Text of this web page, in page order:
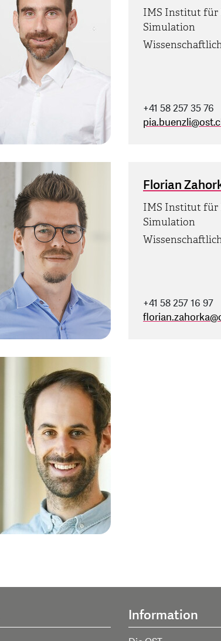
IMS Institut für
Simulation
+41 58 257 35 76
pia.buenzli@
Florian
IMS Institut für
Simulation
+41 58 257 16 97
florian.zahorka@
Information